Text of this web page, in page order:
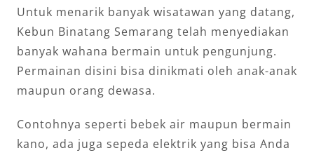
Untuk menarik banyak wisatawan yang datang,
Kebun Binatang Semarang telah menyediakan
banyak wahana bermain untuk pengunjung.
Permainan disini bisa dinikmati oleh anak-anak
maupun orang dewasa.
Contohnya seperti bebek air maupun bermain
kano, ada juga sepeda elektrik yang bisa Anda